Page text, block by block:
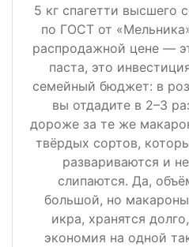
5 кг спагетти высшего
по ГОСТ от
распродажной цене —
паста, это
семейный бюджет: в
вы отдадите в 2–3
дороже за те же
твёрдых сортов,
развариваются и не
слипаются. Да,
большой, но
икра, хранятся
экономия на одной